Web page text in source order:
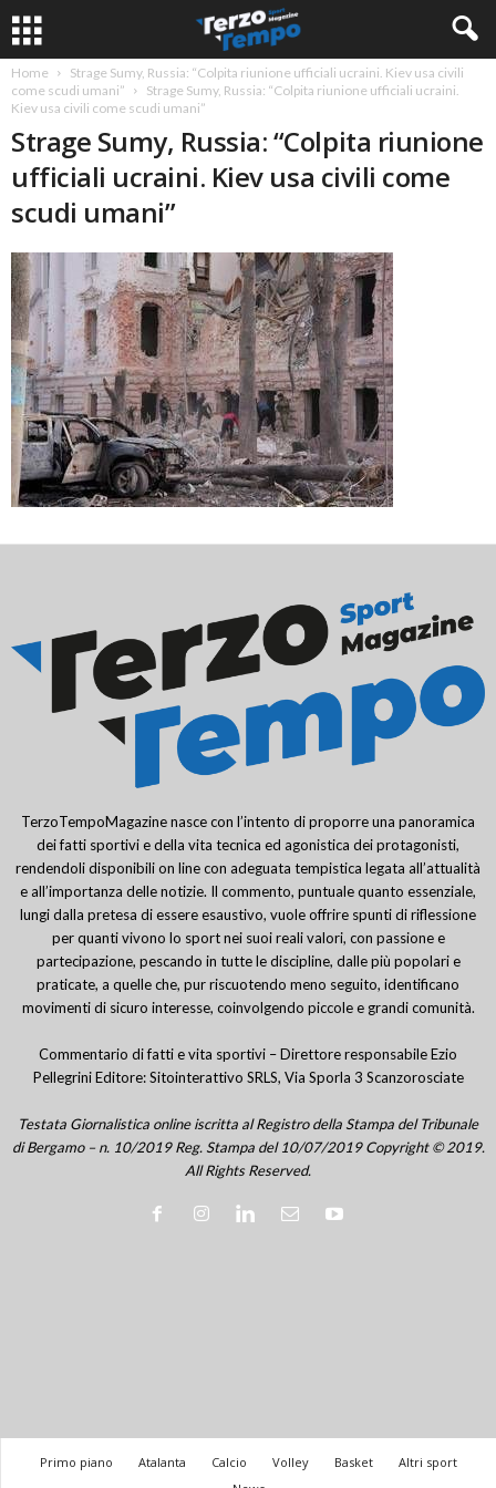
Home
Strage Sumy, Russia: “Colpita riunione ufficiali ucraini. Kiev usa civili
come scudi umani”
Strage Sumy, Russia: “Colpita riunione ufficiali ucraini.
Kiev usa civili come scudi umani”
Strage Sumy, Russia: “Colpita riunione
ufficiali ucraini. Kiev usa civili come
scudi umani”
TerzoTempoMagazine nasce con l’intento di proporre una panoramica
dei fatti sportivi e della vita tecnica ed agonistica dei protagonisti,
rendendoli disponibili on line con adeguata tempistica legata all’attualità
e all’importanza delle notizie. Il commento, puntuale quanto essenziale,
lungi dalla pretesa di essere esaustivo, vuole offrire spunti di riflessione
per quanti vivono lo sport nei suoi reali valori, con passione e
partecipazione, pescando in tutte le discipline, dalle più popolari e
praticate, a quelle che, pur riscuotendo meno seguito, identificano
movimenti di sicuro interesse, coinvolgendo piccole e grandi comunità.
Commentario di fatti e vita sportivi – Direttore responsabile Ezio
Pellegrini Editore: Sitointerattivo SRLS, Via Sporla 3 Scanzorosciate
Testata Giornalistica online iscritta al Registro della Stampa del Tribunale
di Bergamo – n. 10/2019 Reg. Stampa del 10/07/2019 Copyright © 2019.
All Rights Reserved.
Primo piano Atalanta Calcio Volley Basket
Altri sport